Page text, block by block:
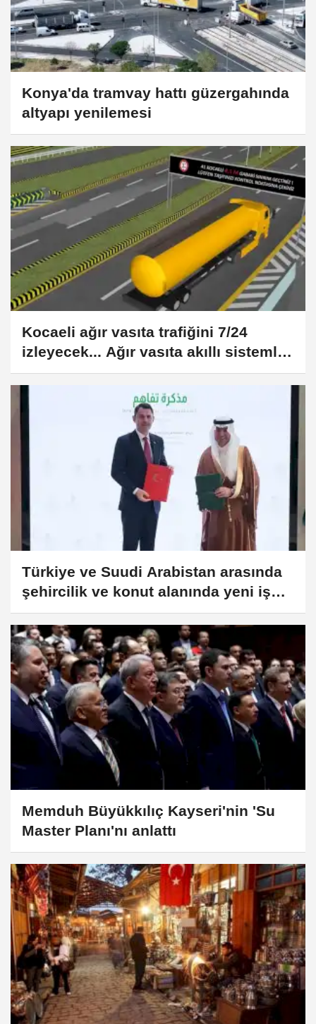
Konya'da tramvay hattı güzergahında
altyapı yenilemesi
Kocaeli ağır vasıta trafiğini 7/24
izleyecek... Ağır vasıta akıllı sistemle
izlenecek
Türkiye ve Suudi Arabistan arasında
şehircilik ve konut alanında yeni iş
birliği
Memduh Büyükkılıç Kayseri'nin 'Su
Master Planı'nı anlattı